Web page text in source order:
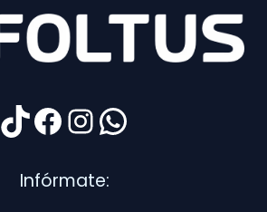
TikTok
Facebook
Instagram
WhatsApp
Infórmate: